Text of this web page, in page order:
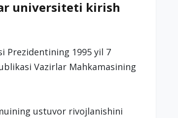
universiteti kirish
Prezidentining 1995 yil 7
Vazirlar Mahkamasining
ustuvor rivojlanishini